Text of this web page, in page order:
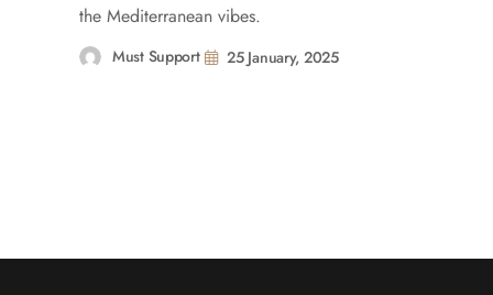
the Mediterranean vibes.
Must Support 25 January, 2025